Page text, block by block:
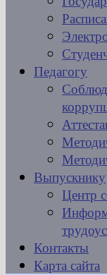
Педагогу
Выпускнику
Центр
Контакты
Карта сайта